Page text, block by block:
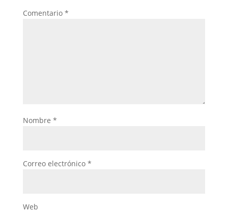
Comentario *
Nombre *
Correo electrónico *
Web